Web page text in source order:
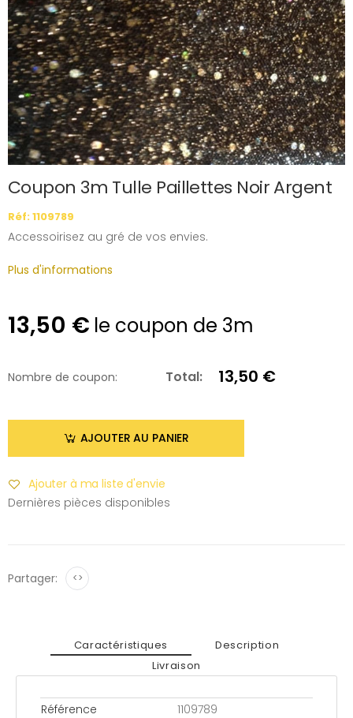
Coupon 3m Tulle Paillettes Noir Argent
Réf: 1109789
Accessoirisez au gré de vos envies.
Plus d'informations
13,50 € le coupon de 3m
Nombre de coupon: Total: 13,50 €
AJOUTER AU PANIER
Ajouter à ma liste d'envie
Dernières pièces disponibles
Partager: <>
Caractéristiques
Description
Livraison
Référence
1109789